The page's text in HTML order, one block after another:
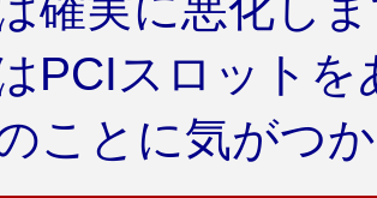
PCIスロット
ことに気がつ